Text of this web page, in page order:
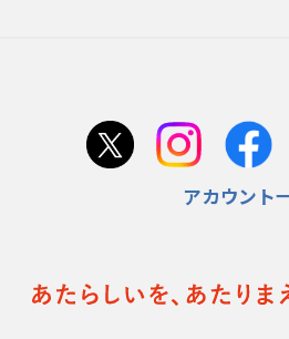
アカウント